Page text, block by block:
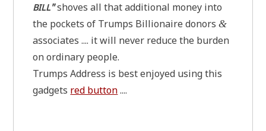
BILL"sho­ves all that addi­tio­nal money into
the pockets of Trumps Bil­lion­aire donors&
asso­cia­tes .... it will never redu­ce the bur­den
on ordi­na­ry people.
Trumps Address is best enjoy­ed using this
gad­gets red but­ton....